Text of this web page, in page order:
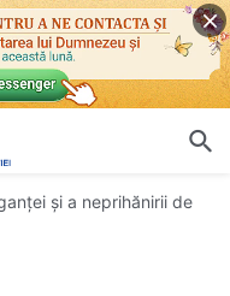
și a neprihănirii de